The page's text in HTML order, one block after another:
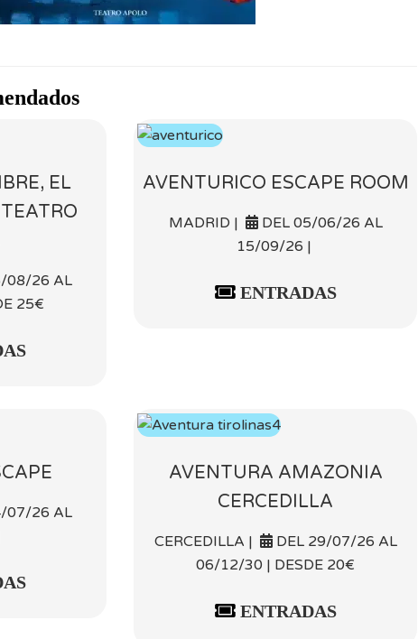
EL
08/26 AL
25€
AVENTURICO ESCAPE ROOM
MADRID |
DEL 05/06/26 AL
15/09/26 |
ENTRADAS
07/26 AL
AVENTURA AMAZONIA
CERCEDILLA
CERCEDILLA |
DEL 29/07/26 AL
06/12/30 | DESDE 20€
ENTRADAS